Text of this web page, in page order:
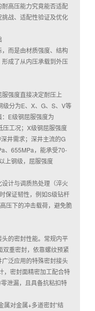
高压能力究竟能否适配
战、适配性验证及优化
而是由材质强度、结构
成了从内压承载到外压
强度直接决定耐压上
级分为E、X、G、S、V等
E级钢屈服强度为
工况；X级钢屈服强度
井需求；深井主流的G
、655MPa，能承受70-
上钢级，屈服强度
计与调质热处理（淬火
保证韧性，例如S级钻杆
压下的冲击载荷，避免脆
的密封性能。常规内平
双重密封，依靠螺纹预紧
泛应用的特殊密封接头
，密封面精密加工配合特
泄漏，且具备抗粘扣特
属对金属+多道密封”结